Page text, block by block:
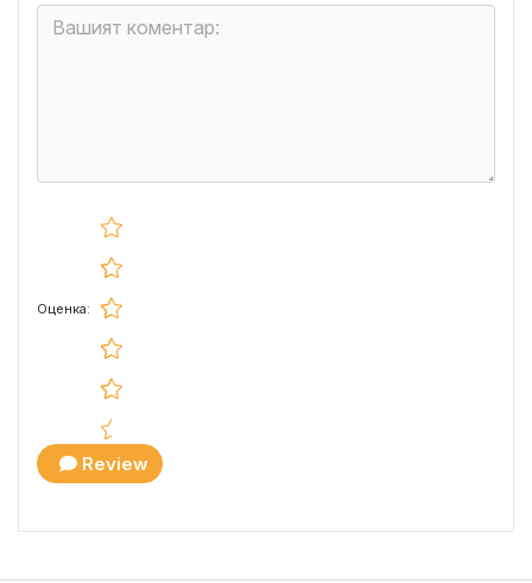
Оценка:
Review